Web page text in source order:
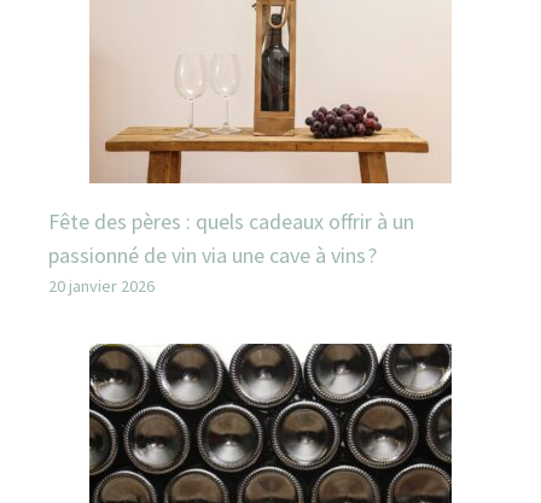
Fête des pères : quels cadeaux offrir à un
passionné de vin via une cave à vins ?
20 janvier 2026